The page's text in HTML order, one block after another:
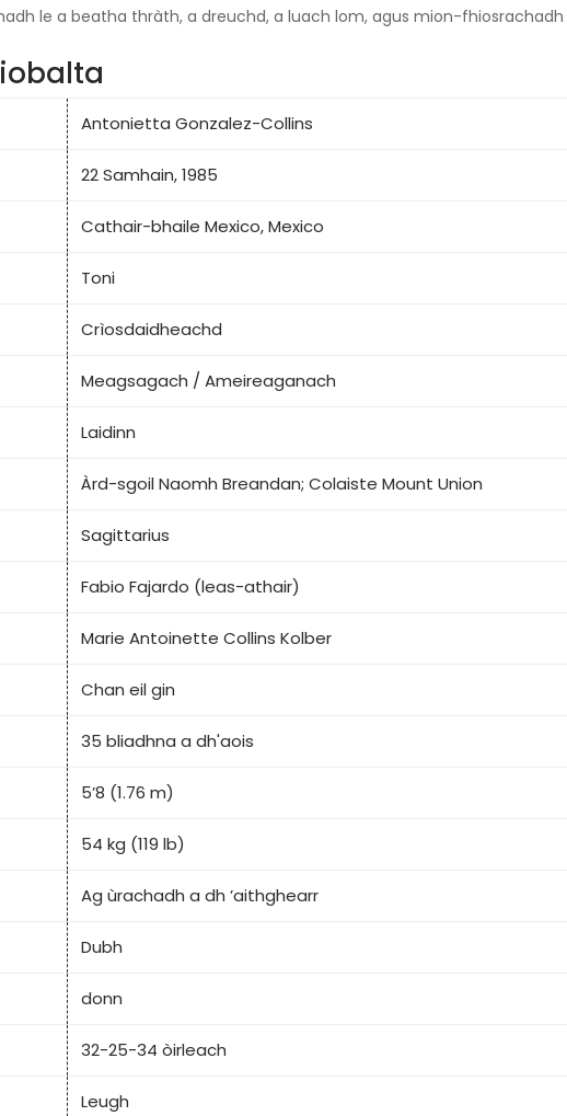
le a beatha thràth, a dreuchd, a luach lom, agus mion-fhiosrachadh
Antonietta Gonzalez-Collins
22 Samhain, 1985
Cathair-bhaile Mexico, Mexico
Toni
Crìosdaidheachd
Meagsagach / Ameireaganach
Laidinn
Àrd-sgoil Naomh Breandan; Colaiste Mount Union
Sagittarius
Fabio Fajardo (leas-athair)
Marie Antoinette Collins Kolber
Chan eil gin
35 bliadhna a dh'aois
5’8 (1.76 m)
54 kg (119 lb)
Ag ùrachadh a dh ’aithghearr
Dubh
donn
32-25-34 òirleach
Leugh